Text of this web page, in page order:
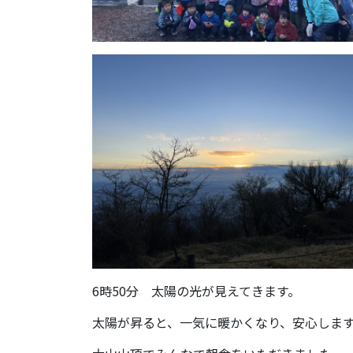
6時50分 太陽の光が見えてきます。
太陽が昇ると、一気に暖かくなり、安心しま